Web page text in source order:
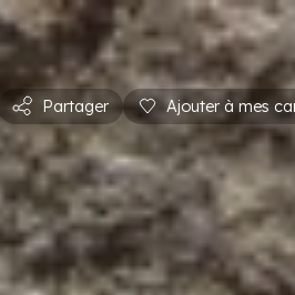
Partager Ajouter à mes